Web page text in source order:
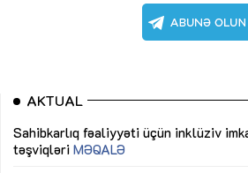
AKTUAL
Sahibkarlıq fəaliyyəti üçün inklüziv
təşviqləri MƏQALƏ